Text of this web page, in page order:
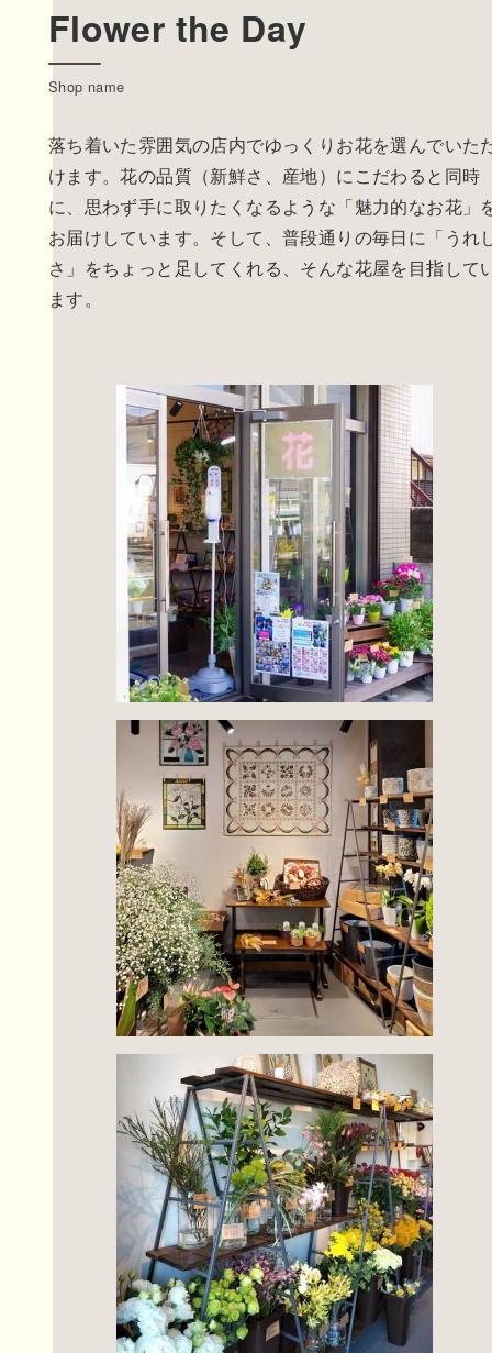
Flower the Day
Shop name
落ち着いた雰囲気の店内でゆっくりお花を選んでいた
けます。花の品質（新鮮さ、産地）にこだわると同時
に、思わず手に取りたくなるような「魅力的なお花」
お届けしています。そして、普段通りの毎日に「うれ
さ」をちょっと足してくれる、そんな花屋を目指して
ます。